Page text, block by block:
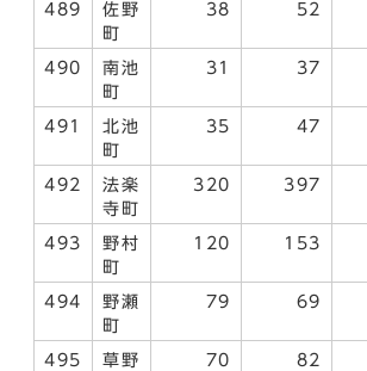
489
佐野
町
38 52
490
南池
町
31 37
491
北池
町
35 47
492
法楽
寺町
320 397
493
野村
町
120 153
494
野瀬
町
79 69
495
草野
70 82